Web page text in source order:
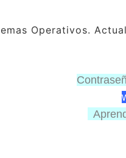
Operativos.